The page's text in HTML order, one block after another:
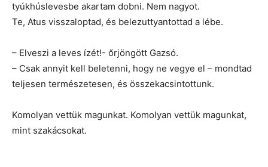
tyúkhúslevesbe akartam dobni. Nem nagyot.
Te, Atus visszaloptad, és belezuttyantottad a lébe.
– Elveszi a leves ízét!- őrjöngött Gazsó.
– Csak annyit kell beletenni, hogy ne vegye el – mondtad
teljesen természetesen, és összekacsintottunk.
Komolyan vettük magunkat. Komolyan vettük magunkat,
mint szakácsokat.